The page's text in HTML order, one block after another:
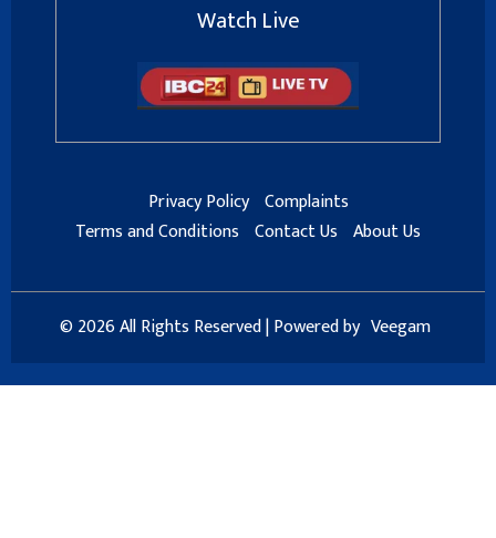
Watch Live
Privacy Policy Complaints
Terms and Conditions Contact Us About Us
© 2026 All Rights Reserved | Powered by Veegam